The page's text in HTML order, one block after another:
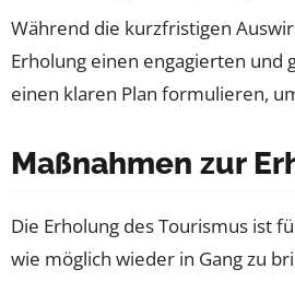
Während die kurzfristigen
Erholung einen engagierten und
einen klaren Plan formulieren,
Maßnahmen zur
Die Erholung des Tourismus ist
wie möglich wieder in Gang zu